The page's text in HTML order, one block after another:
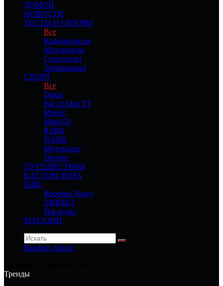
ДОМОЙ
НОВОСТИ
ТЕСТЫ И ОБЗОРЫ
Все
Квадроциклы
Мотоциклы
Снегоходы
Экипировка
СПОРТ
Все
Dakar
Isle of Man TT
MotoE
MotoGP
RSBK
WSBK
Мотокросс
Прочее
ПУТЕШЕСТВИЯ
КАСТОМ ЗОНА
ЕЩЕ
Коробка News
ЛИКБЕЗ
Наследие
МАГАЗИН
Random Article
Тренды